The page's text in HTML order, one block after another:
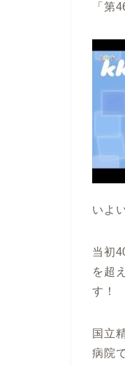
「第
いよ
当初
を超
す！
国立
病院